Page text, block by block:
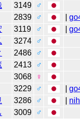
3149
♂
2839 ♂ |
3119 ♂ |
3274
♂
2486
♂
2413
♂
3068
♀
3229 ♂ |
3286 ♂
3009
♂